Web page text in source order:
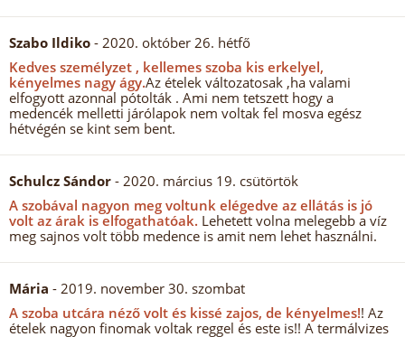
Szabo Ildiko - 2020. október 26. hétfő
Kedves személyzet , kellemes szoba kis erkelyel,
kényelmes nagy ágy.Az ételek változatosak ,ha valami
elfogyott azonnal pótolták . Ami nem tetszett hogy a
medencék melletti járólapok nem voltak fel mosva egész
hétvégén se kint sem bent.
Schulcz Sándor - 2020. március 19. csütörtök
A szobával nagyon meg voltunk elégedve az ellátás is jó
volt az árak is elfogathatóak. Lehetett volna melegebb a víz
meg sajnos volt több medence is amit nem lehet használni.
Mária - 2019. november 30. szombat
A szoba utcára néző volt és kissé zajos, de kényelmes!! Az
ételek nagyon finomak voltak reggel és este is!! A termálvizes